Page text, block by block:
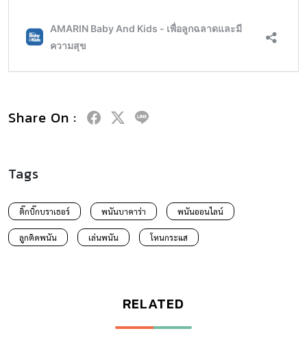
Share On :
Tags
ติ๊กบิ๊กบราเธอร์ พนันบาคาร่า พนันออนไลน์
ลูกติดพนัน เล่นพนัน โหนกระแส
RELATED